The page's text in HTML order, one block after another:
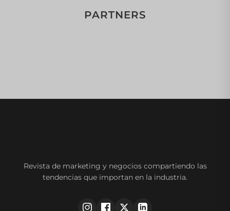
PARTNERS
Revista de marketing y negocios compartiendo las
tendencias que importan en la industria.